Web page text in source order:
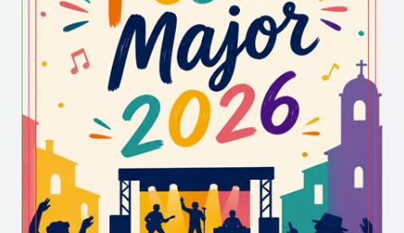
Amb una capacitat per a 417 espectadors i ubicat
al complex Montcada Aqua, el Teatre Municipal
és un espai modern que acull una programació
diversa i de qualitat.
No et perdis l'oportunitat de viure la cultura en
directe i descobrir les propostes que el Teatre
Municipal de Montcada i Reixac té preparades
per a aquesta temporada!